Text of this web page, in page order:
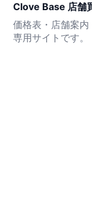
Clove Base 店舗
価格表・店舗案
専用サイトです。